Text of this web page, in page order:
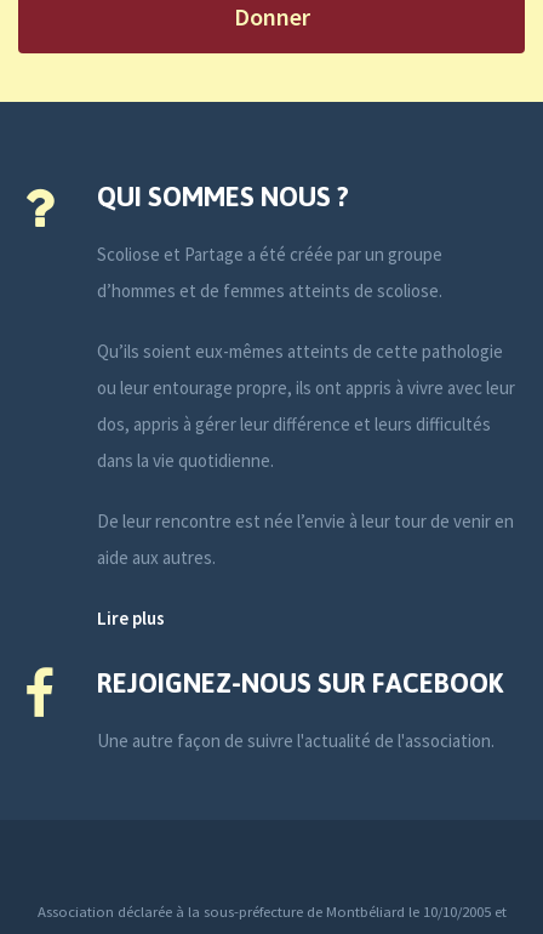
Donner
QUI SOMMES NOUS ?
Scoliose et Partage a été créée par un groupe
d’hommes et de femmes atteints de scoliose.
Qu’ils soient eux-mêmes atteints de cette pathologie
ou leur entourage propre, ils ont appris à vivre avec leur
dos, appris à gérer leur différence et leurs difficultés
dans la vie quotidienne.
De leur rencontre est née l’envie à leur tour de venir en
aide aux autres.
Lire plus
REJOIGNEZ-NOUS SUR FACEBOOK
Une autre façon de suivre l'actualité de l'association.
Association déclarée à la sous-préfecture de Montbéliard le 10/10/2005 et